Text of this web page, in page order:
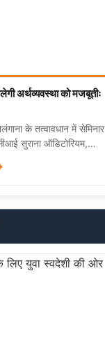
अर्थव्यवस्था को मजबूतीः
के तत्वावधान में सेमिनार
सुराना ऑडिटोरियम,